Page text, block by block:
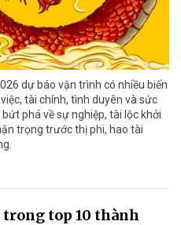
dự báo vận trình có nhiều biến
tài chính, tình duyên và sức
phá về sự nghiệp, tài lộc khởi
trọng trước thị phi, hao tài
trong top 10 thành